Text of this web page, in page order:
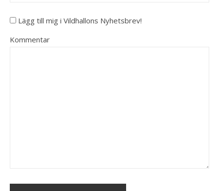
Lägg till mig i Vildhallons Nyhetsbrev!
Kommentar